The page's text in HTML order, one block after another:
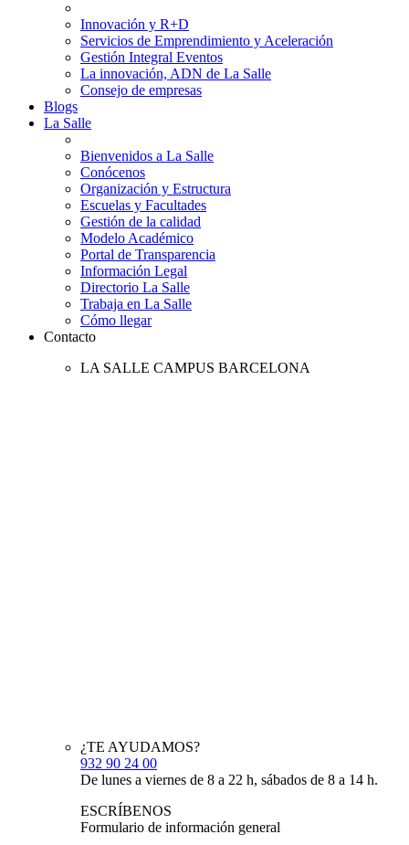
Innovación y R+D
Servicios de Emprendimiento y Aceleración
Gestión Integral Eventos
La innovación, ADN de La Salle
Consejo de empresas
Blogs
La Salle
Bienvenidos a La Salle
Conócenos
Organización y Estructura
Escuelas y Facultades
Gestión de la calidad
Modelo Académico
Portal de Transparencia
Información Legal
Directorio La Salle
Trabaja en La Salle
Cómo llegar
Contacto
LA SALLE CAMPUS BARCELONA
¿TE AYUDAMOS?
932 90 24 00
De lunes a viernes de 8 a 22 h, sábados de 8 a 14 h.
ESCRÍBENOS
Formulario de información general